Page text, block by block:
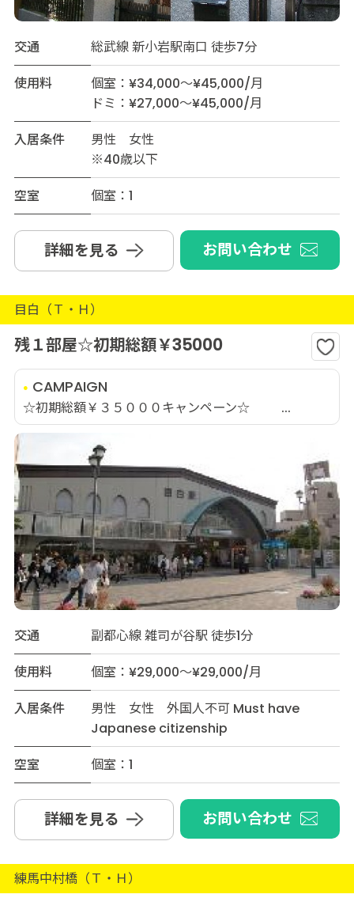
交通
総武線 新小岩駅南口 徒歩7分
使用料
個室：¥34,000～¥45,000/月
ドミ：¥27,000～¥45,000/月
入居条件
男性 女性
※40歳以下
空室
個室：1
詳細を見る お問い合わせ
目白（Ｔ・Ｈ）
残１部屋☆初期総額￥35000
CAMPAIGN
☆初期総額￥３５０００キャンペーン☆ ...
交通
副都心線 雑司が谷駅 徒歩1分
使用料
個室：¥29,000～¥29,000/月
入居条件
男性 女性 外国人不可 Must have
Japanese citizenship
空室
個室：1
詳細を見る お問い合わせ
練馬中村橋（Ｔ・Ｈ）